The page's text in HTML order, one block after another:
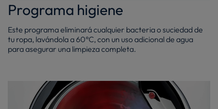
Programa higiene
Este programa eliminará cualquier bacteria o suciedad de
tu ropa, lavándola a 60°C, con un uso adicional de agua
para asegurar una limpieza completa.